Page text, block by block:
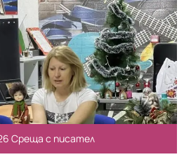
Среща с писател